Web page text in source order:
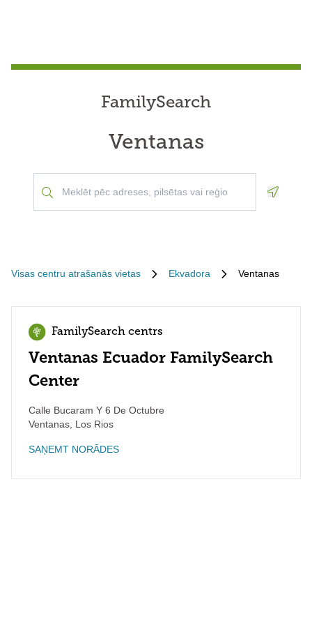
FamilySearch
Ventanas
Visas centru atrašanās vietas Ekvadora Ventanas
FamilySearch centrs
Ventanas Ecuador FamilySearch
Center
Calle Bucaram Y 6 De Octubre
Ventanas Los Rios
SAŅEMT NORĀDES